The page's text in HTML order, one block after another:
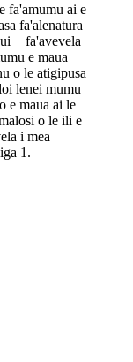
fa'amumu ai e
fa'alenatura
+ fa'avevela
e maua
o le atigipusa
lenei mumu
e maua ai le
o le ili e
i mea
1.